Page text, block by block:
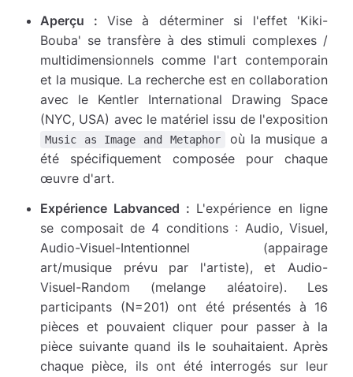
Aperçu : Vise à déterminer si l'effet 'Kiki-
Bouba' se transfère à des stimuli complexes /
multidimensionnels comme l'art contemporain
et la musique. La recherche est en collaboration
avec le Kentler International Drawing Space
(NYC, USA) avec le matériel issu de l'exposition
Music as Image and Metaphor
où la musique a
été spécifiquement composée pour chaque
œuvre d'art.
Expérience Labvanced : L'expérience en ligne
se composait de 4 conditions : Audio, Visuel,
Audio-Visuel-Intentionnel (appairage
art/musique prévu par l'artiste), et Audio-
Visuel-Random (melange aléatoire). Les
participants (N=201) ont été présentés à 16
pièces et pouvaient cliquer pour passer à la
pièce suivante quand ils le souhaitaient. Après
chaque pièce, ils ont été interrogés sur leur